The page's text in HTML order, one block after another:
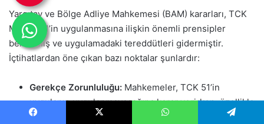
Yargıtay ve Bölge Adliye Mahkemesi (BAM) kararları, TCK
Madde 51’in uygulanmasına ilişkin önemli prensipler
belirlemiş ve uygulamadaki tereddütleri gidermiştir.
İçtihatlardan öne çıkan bazı noktalar şunlardır:
Gerekçe Zorunluluğu: Mahkemeler, TCK 51’in
uygulanıp uygulanmayacağına karar verirken, özellikle
sanığın pişmanlığı ve tekrar suç işlemeyeceği